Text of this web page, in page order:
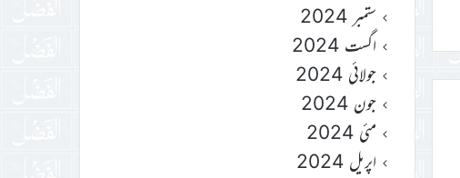
ستمبر 2024
اگست 2024
جولائی 2024
جون 2024
مئی 2024
اپریل 2024